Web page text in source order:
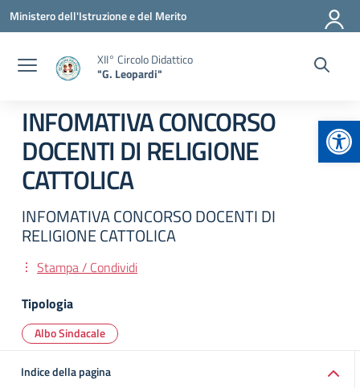
Vai ai contenuti
Vai al menu di navigazione
Vai al footer
Ministero dell'Istruzione e del Merito
XII° Circolo Didattico
"G. Leopardi"
INFOMATIVA CONCORSO
DOCENTI DI RELIGIONE
CATTOLICA
INFOMATIVA CONCORSO DOCENTI DI
RELIGIONE CATTOLICA
Stampa / Condividi
Tipologia
Albo Sindacale
Indice della pagina